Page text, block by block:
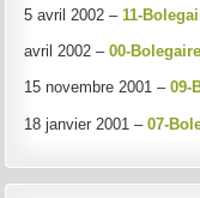
5 avril 2002 – 11-
avril 2002 –00-
15 novembre 2001 –09-
18 janvier 2001 –07-